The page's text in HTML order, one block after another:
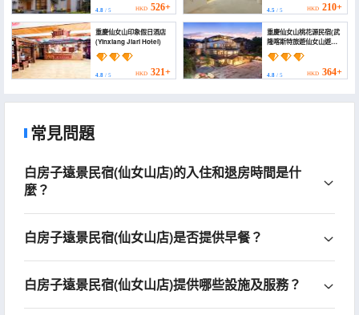
4.8 / 5 HKD 526+ 4.5/ 5 HKD 210+
重慶仙女山印象假日酒店
(Yinxiang Jiari Hotel)
4.8 / 5 HKD 321+
重慶仙女山桃花源民宿(武
隆喀斯特旅遊仙女山遊客
中心店) (Chongqing
Fairy Maiden Mountain
Peach Blossom Land)
4.8/ 5 HKD 364+
常見問題
白房子遠景民宿(仙女山店)的入住和退房時間是什
麼？
白房子遠景民宿(仙女山店)是否提供早餐？
白房子遠景民宿(仙女山店)提供哪些設施及服務？